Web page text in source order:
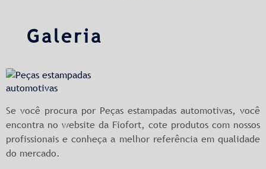
Galeria
Se você procura por Peças estampadas automotivas, você
encontra no website da Fiofort, cote produtos com nossos
profissionais e conheça a melhor referência em qualidade
do mercado.